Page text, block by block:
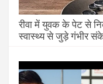
रीवा में युवक के पेट से
स्वास्थ्य से जुड़े गंभीर